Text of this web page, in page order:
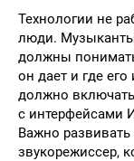
Технологии не
люди.
должны
он дает и где
должно
с интерфейсами
Важно
звукорежиссер,